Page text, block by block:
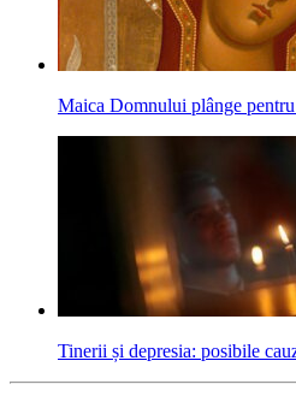
Maica Domnului plânge
Tinerii și depresia: posibile